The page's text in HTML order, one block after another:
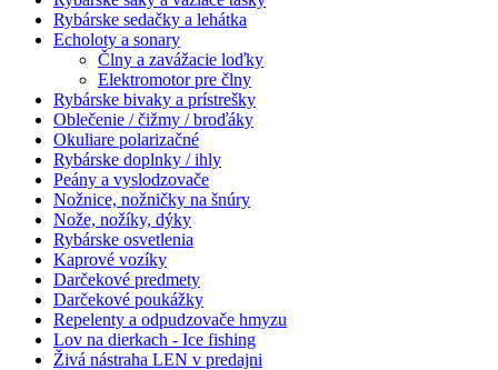
Rybárske sedačky a lehátka
Echoloty a sonary
Člny a zavážacie loďky
Elektromotor pre člny
Rybárske bivaky a prístrešky
Oblečenie / čižmy / broďáky
Okuliare polarizačné
Rybárske doplnky / ihly
Peány a vyslodzovače
Nožnice, nožničky na šnúry
Nože, nožíky, dýky
Rybárske osvetlenia
Kaprové vozíky
Darčekové predmety
Darčekové poukážky
Repelenty a odpudzovače hmyzu
Lov na dierkach - Ice fishing
Živá nástraha LEN v predajni